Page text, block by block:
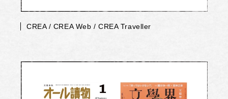
CREA / CREA Web / CREA Traveller